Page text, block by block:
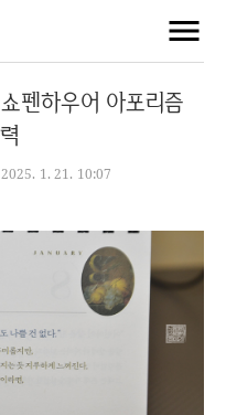
펜하우어 아포리즘
2025. 1. 21. 10:07